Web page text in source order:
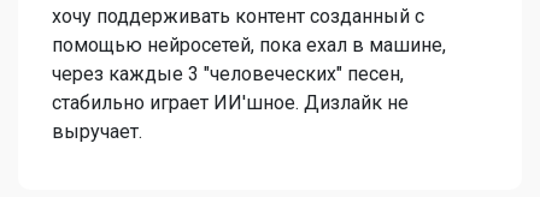
хочу поддерживать контент созданный с
помощью нейросетей, пока ехал в машине,
через каждые 3 "человеческих" песен,
стабильно играет ИИ'шное. Дизлайк не
выручает.